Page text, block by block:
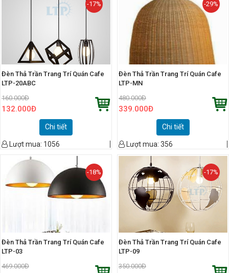
-17%
Đèn Thả Trần Trang Trí Quán Cafe
LTP-20ABC
160.000Đ
132.000Đ
Chi tiết
Lượt mua: 1056
-29%
Đèn Thả Trần Trang Trí Quán Cafe
LTP-MN
480.000Đ
339.000Đ
Chi tiết
Lượt mua: 356
-18%
Đèn Thả Trần Trang Trí Quán Cafe
LTP-03
469.000Đ
-17%
Đèn Thả Trần Trang Trí Quán Cafe
LTP-09
350.000Đ